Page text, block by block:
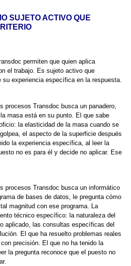
SUJETO ACTIVO QUE
permiten que quien aplica
el trabajo. Es sujeto activo que
su experiencia específica en la respuesta.
procesos Transdoc busca un panadero,
masa está en su punto. El que sabe
la elasticidad de la masa cuando se
el aspecto de la superficie después
la experiencia específica, al leer la
no es para él y decide no aplicar. Ese
procesos Transdoc busca un informático
de bases de datos, le pregunta cómo
magnitud con ese programa. La
técnico específico: la naturaleza del
aplicado, las consultas específicas del
El que ha resuelto problemas reales
precisión. El que no ha tenido la
la pregunta reconoce que el puesto no